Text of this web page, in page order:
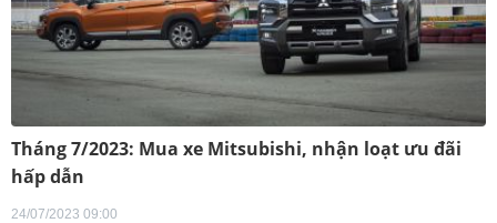
Tháng 7/2023: Mua xe Mitsubishi, nhận loạt ưu đãi
hấp dẫn
24/07/2023 09:00